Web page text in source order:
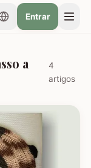
Entrar
a
4
artigos